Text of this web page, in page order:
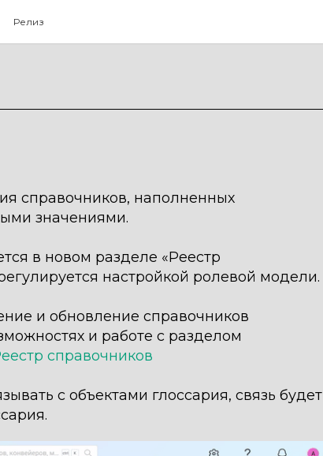
Релиз
справочников, наполненных
значениями.
в новом разделе «Реестр
настройкой ролевой модели.
и обновление справочников
и работе с разделом
справочников
с объектами глоссария, связь будет